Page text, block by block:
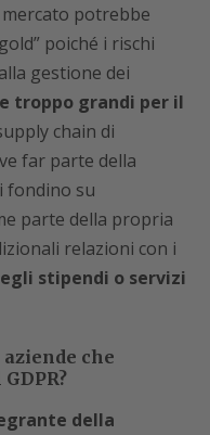
mercato potrebbe
poiché i rischi
gestione dei
troppo grandi per il
chain di
far parte della
fondino su
parte della propria
relazioni con i
stipendi o servizi
che
della